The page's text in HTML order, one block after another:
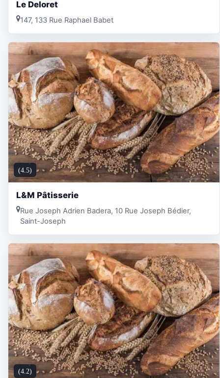
Le Deloret
147, 133 Rue Raphael Babet
(4.5)
L&M Pâtisserie
Rue Joseph Adrien Badera, 10 Rue Joseph Bédier,
Saint-Joseph
(4.2)